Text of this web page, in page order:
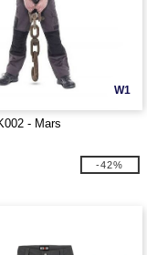
W1
- Mars
-42%